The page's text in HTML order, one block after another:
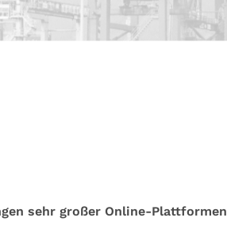
sehr großer Online-Plattformen